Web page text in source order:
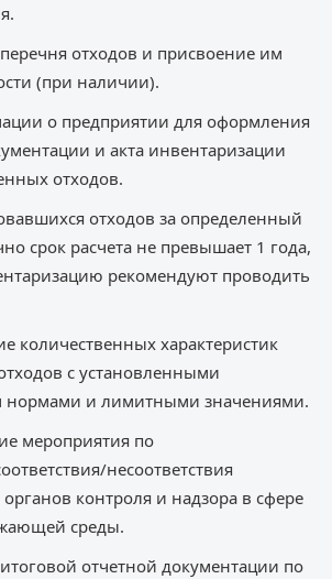
отходов и присвоение им
(при наличии).
о предприятии для оформления
и акта инвентаризации
отходов.
отходов за определенный
срок расчета не превышает 1 года,
рекомендуют проводить
количественных характеристик
с установленными
нормами и лимитными значениями.
мероприятия по
несоответствия
контроля и надзора в сфере
среды.
отчетной документации по